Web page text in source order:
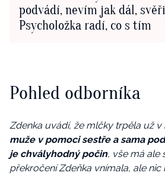
podvádí, nevím jak dál,
Psycholožka radí, co s tím
Pohled odborníka
Zdenka uvádí, že mlčky trpěla už v
muže v pomoci sestře a sama
je chvályhodný počin, vše má ale
překročení Zdeňka vnímala, ale nic